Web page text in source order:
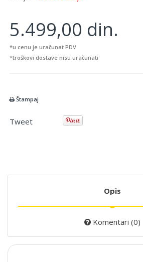
5.499,00 din.
*u cenu je uračunat PDV
*troškovi dostave nisu uračunati
Štampaj
Tweet
Opis
Komentari (0)